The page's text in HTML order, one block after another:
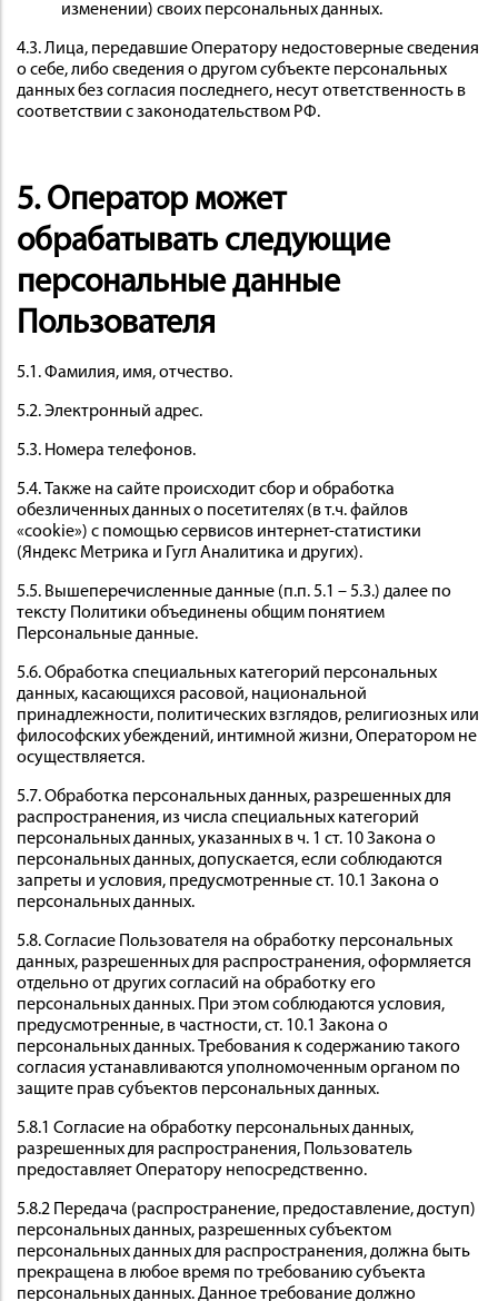
изменении) своих персональных данных.
4.3. Лица, передавшие Оператору недостоверные сведения
о себе, либо сведения о другом субъекте персональных
данных без согласия последнего, несут ответственность в
соответствии с законодательством РФ.
5. Оператор может
обрабатывать следующие
персональные данные
Пользователя
5.1. Фамилия, имя, отчество.
5.2. Электронный адрес.
5.3. Номера телефонов.
5.4. Также на сайте происходит сбор и обработка
обезличенных данных о посетителях (в т.ч. файлов
«cookie») с помощью сервисов интернет-статистики
(Яндекс Метрика и Гугл Аналитика и других).
5.5. Вышеперечисленные данные (п.п. 5.1 – 5.3.) далее по
тексту Политики объединены общим понятием
Персональные данные.
5.6. Обработка специальных категорий персональных
данных, касающихся расовой, национальной
принадлежности, политических взглядов, религиозных или
философских убеждений, интимной жизни, Оператором не
осуществляется.
5.7. Обработка персональных данных, разрешенных для
распространения, из числа специальных категорий
персональных данных, указанных в ч. 1 ст. 10 Закона о
персональных данных, допускается, если соблюдаются
запреты и условия, предусмотренные ст. 10.1 Закона о
персональных данных.
5.8. Согласие Пользователя на обработку персональных
данных, разрешенных для распространения, оформляется
отдельно от других согласий на обработку его
персональных данных. При этом соблюдаются условия,
предусмотренные, в частности, ст. 10.1 Закона о
персональных данных. Требования к содержанию такого
согласия устанавливаются уполномоченным органом по
защите прав субъектов персональных данных.
5.8.1 Согласие на обработку персональных данных,
разрешенных для распространения, Пользователь
предоставляет Оператору непосредственно.
5.8.2 Передача (распространение, предоставление, доступ)
персональных данных, разрешенных субъектом
персональных данных для распространения, должна быть
прекращена в любое время по требованию субъекта
персональных данных. Данное требование должно